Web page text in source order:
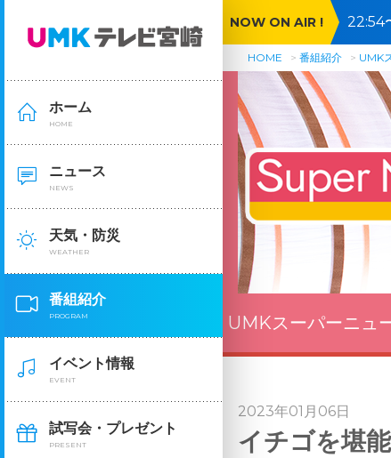
ホーム
HOME
ニュース
NEWS
天気・防災
WEATHER
番組紹介
PROGRAM
イベント情報
EVENT
試写会・プレゼント
PRESENT
NOW ON AIR !
HOME 番組紹介 UMK
UMKスーパーニュ
2023年01月06日
イチゴを堪